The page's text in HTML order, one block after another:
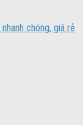
chóng, giá rẻ